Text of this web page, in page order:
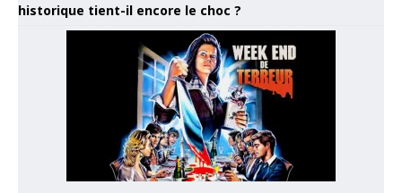
historique tient-il encore le choc ?